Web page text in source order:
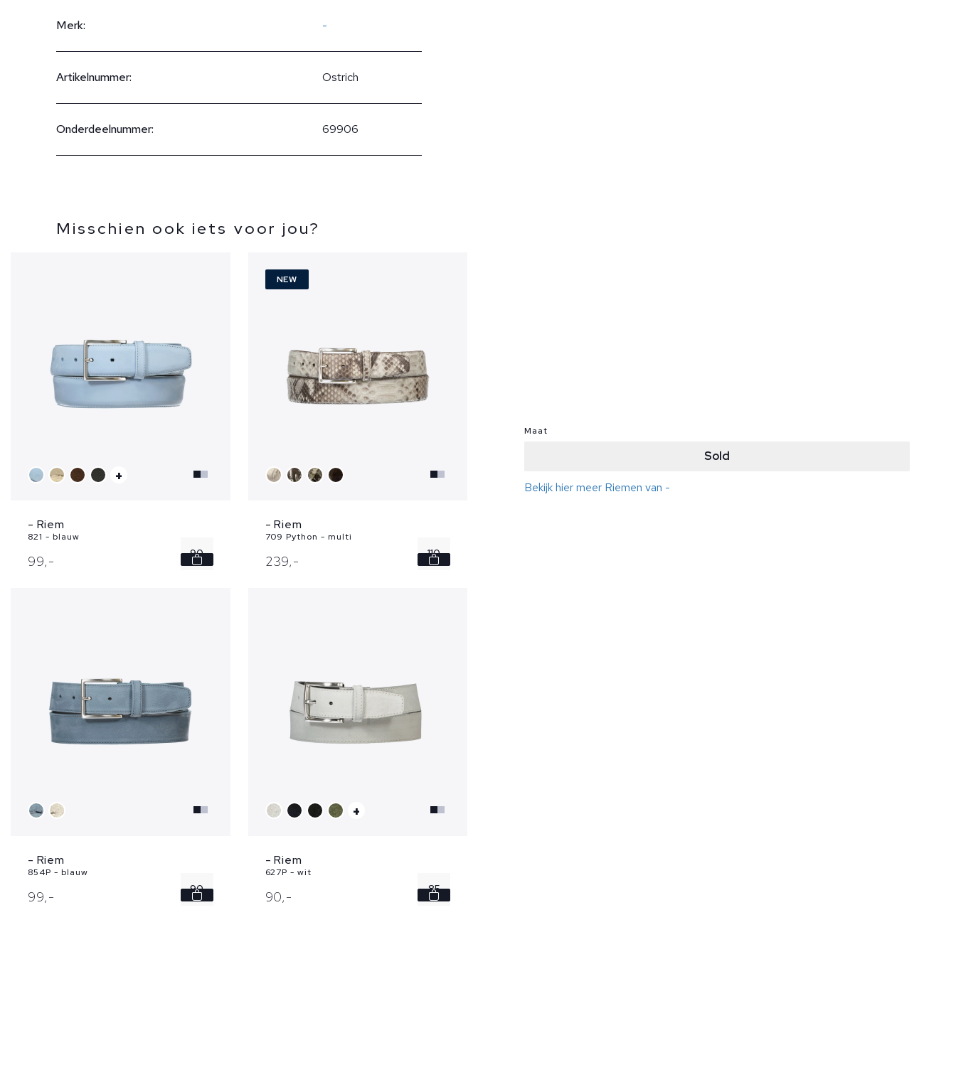
Merk: -
Artikelnummer: Ostrich
Onderdeelnummer: 69906
Misschien ook iets voor jou?
+
- Riem
821 - blauw
99,- 90
NEW
- Riem
709 Python - multi
239,- 110
- Riem
854P - blauw
99,- 90
+
- Riem
627P - wit
90,- 85
Maat
Sold
Bekijk hier meer Riemen van -